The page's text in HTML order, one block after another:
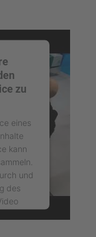
zu
eines
kann
und
des